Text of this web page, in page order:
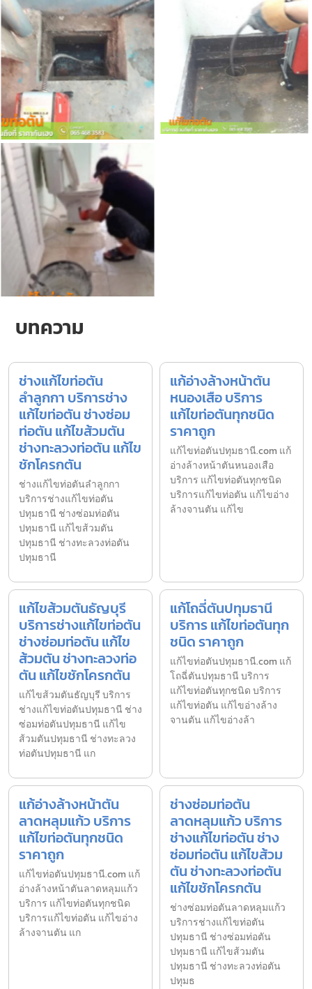
บทความ
ช่างแก้ไขท่อตัน
ลำลูกกา บริการช่าง
แก้ไขท่อตัน ช่างซ่อม
ท่อตัน แก้ไขส้วมตัน
ช่างทะลวงท่อตัน แก้ไข
ชักโครกตัน
ช่างแก้ไขท่อตันลำลูกกา
บริการช่างแก้ไขท่อตัน
ปทุมธานี ช่างซ่อมท่อตัน
ปทุมธานี แก้ไขส้วมตัน
ปทุมธานี ช่างทะลวงท่อตัน
ปทุมธานี
แก้อ่างล้างหน้าตัน
หนองเสือ บริการ
แก้ไขท่อตันทุกชนิด
ราคาถูก
แก้ไขท่อตันปทุมธานี.com แก้
อ่างล้างหน้าตันหนองเสือ
บริการ แก้ไขท่อตันทุกชนิด
บริการแก้ไขท่อตัน แก้ไขอ่าง
ล้างจานตัน แก้ไข
แก้ไขส้วมตันธัญบุรี
บริการช่างแก้ไขท่อตัน
ช่างซ่อมท่อตัน แก้ไข
ส้วมตัน ช่างทะลวงท่อ
ตัน แก้ไขชักโครกตัน
แก้ไขส้วมตันธัญบุรี บริการ
ช่างแก้ไขท่อตันปทุมธานี ช่าง
ซ่อมท่อตันปทุมธานี แก้ไข
ส้วมตันปทุมธานี ช่างทะลวง
ท่อตันปทุมธานี แก
แก้โถฉี่ตันปทุมธานี
บริการ แก้ไขท่อตันทุก
ชนิด ราคาถูก
แก้ไขท่อตันปทุมธานี.com แก้
โถฉี่ตันปทุมธานี บริการ
แก้ไขท่อตันทุกชนิด บริการ
แก้ไขท่อตัน แก้ไขอ่างล้าง
จานตัน แก้ไขอ่างล้า
แก้อ่างล้างหน้าตัน
ลาดหลุมแก้ว บริการ
แก้ไขท่อตันทุกชนิด
ราคาถูก
แก้ไขท่อตันปทุมธานี.com แก้
อ่างล้างหน้าตันลาดหลุมแก้ว
บริการ แก้ไขท่อตันทุกชนิด
บริการแก้ไขท่อตัน แก้ไขอ่าง
ล้างจานตัน แก
ช่างซ่อมท่อตัน
ลาดหลุมแก้ว บริการ
ช่างแก้ไขท่อตัน ช่าง
ซ่อมท่อตัน แก้ไขส้วม
ตัน ช่างทะลวงท่อตัน
แก้ไขชักโครกตัน
ช่างซ่อมท่อตันลาดหลุมแก้ว
บริการช่างแก้ไขท่อตัน
ปทุมธานี ช่างซ่อมท่อตัน
ปทุมธานี แก้ไขส้วมตัน
ปทุมธานี ช่างทะลวงท่อตัน
ปทุมธ